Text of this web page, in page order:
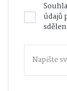
údajů